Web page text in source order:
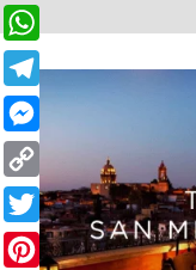
Facebook
WhatsApp
Telegram
Messenger
Copy
Link
Twitter